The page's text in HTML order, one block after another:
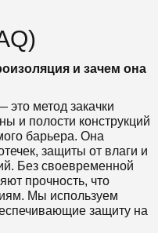
и зачем она
метод закачки
и полости конструкций
барьера. Она
защиты от влаги и
Без своевременной
прочность, что
Мы используем
защиту на